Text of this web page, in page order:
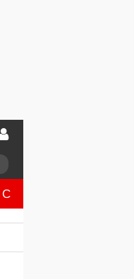
C